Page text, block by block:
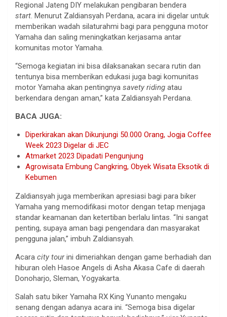
Regional Jateng DIY melakukan pengibaran bendera
start. Menurut Zaldiansyah Perdana, acara ini digelar untuk
memberikan wadah silaturahmi bagi para pengguna motor
Yamaha dan saling meningkatkan kerjasama antar
komunitas motor Yamaha.
“Semoga kegiatan ini bisa dilaksanakan secara rutin dan
tentunya bisa memberikan edukasi juga bagi komunitas
motor Yamaha akan pentingnya savety riding atau
berkendara dengan aman,” kata Zaldiansyah Perdana.
BACA JUGA:
Diperkirakan akan Dikunjungi 50.000 Orang, Jogja Coffee
Week 2023 Digelar di JEC
Atmarket 2023 Dipadati Pengunjung
Agrowisata Embung Cangkring, Obyek Wisata Eksotik di
Kebumen
Zaldiansyah juga memberikan apresiasi bagi para biker
Yamaha yang memodifikasi motor dengan tetap menjaga
standar keamanan dan ketertiban berlalu lintas. “Ini sangat
penting, supaya aman bagi pengendara dan masyarakat
pengguna jalan,” imbuh Zaldiansyah.
Acara city tourini dimeriahkan dengan game berhadiah dan
hiburan oleh Hasoe Angels di Asha Akasa Cafe di daerah
Donoharjo, Sleman, Yogyakarta.
Salah satu biker Yamaha RX King Yunanto mengaku
senang dengan adanya acara ini. “Semoga bisa digelar